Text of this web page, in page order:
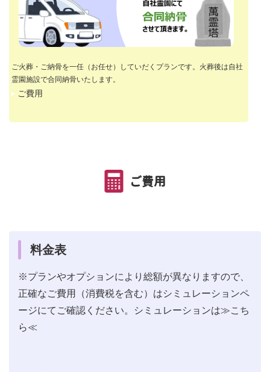
ご火葬・ご納骨を一任（お任せ）していだくプランです。火葬後は自社
霊園施設で合同納骨いたします。
ご費用
ご費用
料金表
※プランやオプションにより総額が異なりますので、
正確なご費用（消費税を含む）はシミュレーションペ
ージにてご確認ください。シミュレーションは≫こち
ら≪